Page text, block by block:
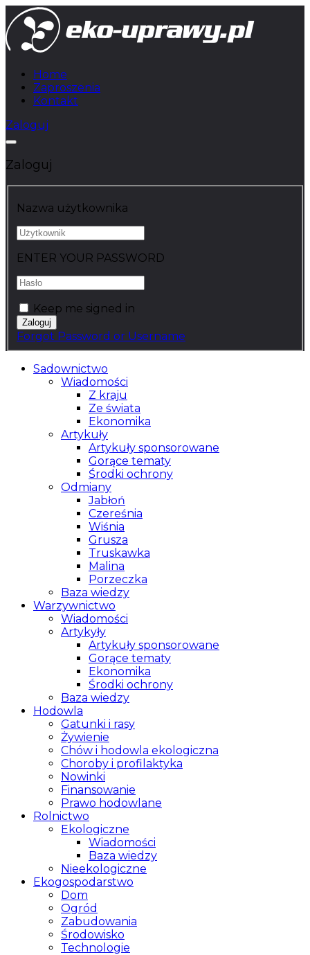
Home
Zaproszenia
Kontakt
Zaloguj
Zaloguj
Nazwa użytkownika
ENTER YOUR PASSWORD
Keep me signed in
Forgot Password or Username
Sadownictwo
Wiadomości
Z kraju
Ze świata
Ekonomika
Artykuły
Artykuły sponsorowane
Gorące tematy
Środki ochrony
Odmiany
Jabłoń
Czereśnia
Wiśnia
Grusza
Truskawka
Malina
Porzeczka
Baza wiedzy
Warzywnictwo
Wiadomości
Artykyły
Artykuły sponsorowane
Gorące tematy
Ekonomika
Środki ochrony
Baza wiedzy
Hodowla
Gatunki i rasy
Żywienie
Chów i hodowla ekologiczna
Choroby i profilaktyka
Nowinki
Finansowanie
Prawo hodowlane
Rolnictwo
Ekologiczne
Wiadomości
Baza wiedzy
Nieekologiczne
Ekogospodarstwo
Dom
Ogród
Zabudowania
Środowisko
Technologie